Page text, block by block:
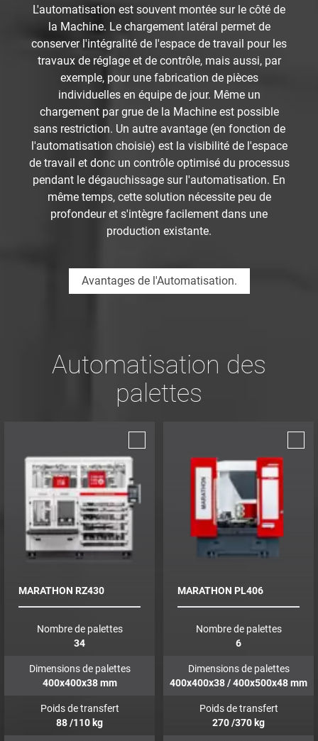
L'automatisation est souvent montée sur le côté de
la Machine. Le chargement latéral permet de
conserver l'intégralité de l'espace de travail pour les
travaux de réglage et de contrôle, mais aussi, par
exemple, pour une fabrication de pièces
individuelles en équipe de jour. Même un
chargement par grue de la Machine est possible
sans restriction. Un autre avantage (en fonction de
l'automatisation choisie) est la visibilité de l'espace
de travail et donc un contrôle optimisé du processus
pendant le dégauchissage sur l'automatisation. En
même temps, cette solution nécessite peu de
profondeur et s'intègre facilement dans une
production existante.
Avantages de l'Automatisation.
Automatisation des
palettes
MARATHON RZ430
Nombre de palettes
34
Dimensions de palettes
400x400x38 mm
Poids de transfert
88/110 kg
MARATHON PL406
Nombre de palettes
6
Dimensions de palettes
400x400x38 / 400x500x48mm
Poids de transfert
270/370 kg